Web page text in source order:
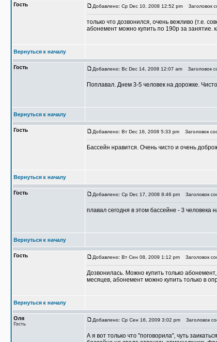
Гость Добавлено: Ср Dec 10, 2008 12:52 pm Заголовок
только что дозвонился, очень вежливо (т.е.
абонемент можно купить по 190р за занятие.
Вернуться к началу
Гость Добавлено: Вс Dec 14, 2008 12:07 am Заголовок
Поплавал. Днем 3-5 человек на дорожке.
Вернуться к началу
Гость Добавлено: Вт Dec 16, 2008 5:33 pm Заголовок
Бассейн нравится. Очень чисто и очень
Вернуться к началу
Гость Добавлено: Ср Dec 17, 2008 8:46 pm Заголовок
плавал сегодня в этом бассейне - 3 человека
Вернуться к началу
Гость Добавлено: Вт Сен 08, 2009 1:12 pm Заголовок
Дозвонилась. Можно купить только
месяцев, абонемент можно купить только в
Вернуться к началу
Оля
Гость
Добавлено: Ср Сен 16, 2009 3:02 pm Заголовок
А я вот только что "поговорила", чуть